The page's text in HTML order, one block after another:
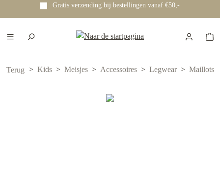
hoofdinhoud
Gratis verzending bij bestellingen vanaf €50,-
Terug Kids Meisjes Accessoires Legwear Maillots